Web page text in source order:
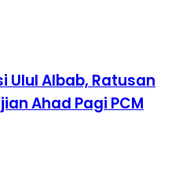
Ulul Albab, Ratusan
Ahad Pagi PCM